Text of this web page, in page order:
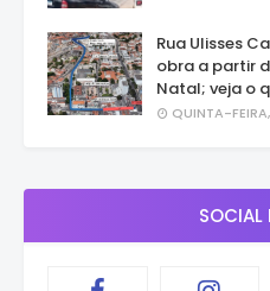
Rua Ulisses
obra a partir
Natal; veja o
QUINTA-
SOCIAL